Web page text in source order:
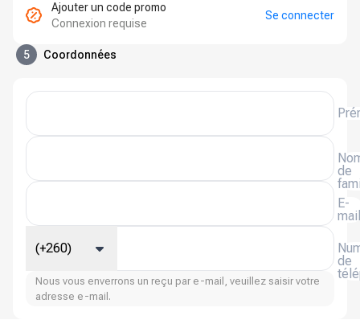
Ajouter un code promo
Connexion requise
Se connecter
5 Coordonnées
de
E-
mail
de
(+260)
Nous vous enverrons un reçu par e-mail, veuillez saisir votre
adresse e-mail.